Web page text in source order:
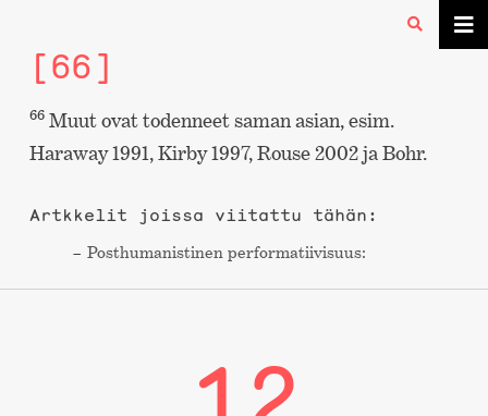
[66]
66Muut ovat todenneet saman asian, esim.
Haraway 1991, Kirby 1997, Rouse 2002 ja Bohr.
Artkkelit joissa viitattu tähän:
Post­humanistinen performa­tiivisuus: